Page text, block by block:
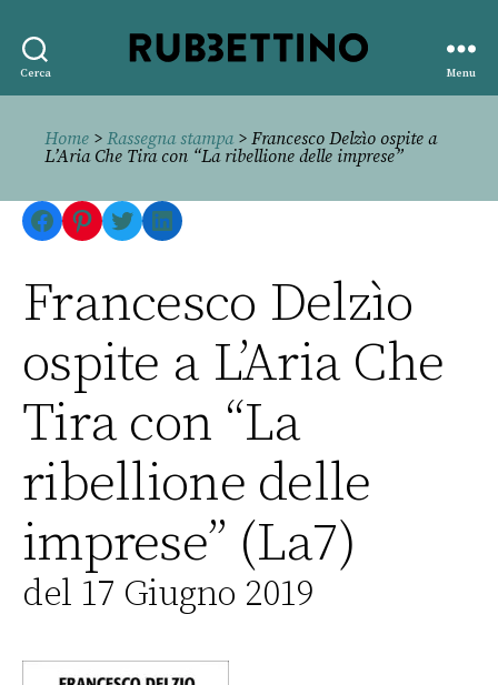
Cerca
editore
Menu
Home > Rassegna stampa> Francesco Delzìo ospite a
L’Aria Che Tira con “La ribellione delle imprese”
Facebook
Pinterest
TwitterLinkedIn
Francesco Delzìo
ospite a L’Aria Che
Tira con “La
ribellione delle
imprese” (La7)
del 17 Giugno 2019